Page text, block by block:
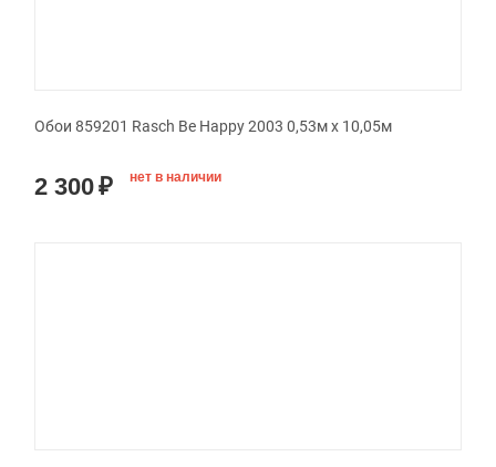
Обои 859201 Rasch Be Happy 2003 0,53м x 10,05м
2 300₽ нет в наличии